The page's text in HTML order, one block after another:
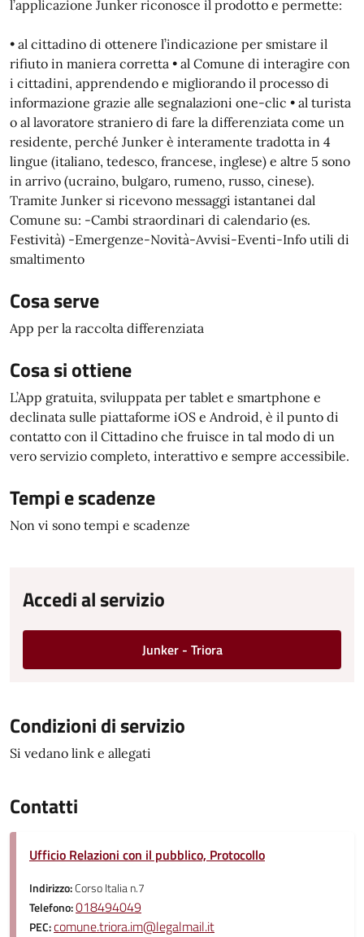
l’applicazione Junker riconosce il prodotto e permette:
• al cittadino di ottenere l’indicazione per smistare il
rifiuto in maniera corretta • al Comune di interagire con
i cittadini, apprendendo e migliorando il processo di
informazione grazie alle segnalazioni one-clic • al turista
o al lavoratore straniero di fare la differenziata come un
residente, perché Junker è interamente tradotta in 4
lingue (italiano, tedesco, francese, inglese) e altre 5 sono
in arrivo (ucraino, bulgaro, rumeno, russo, cinese).
Tramite Junker si ricevono messaggi istantanei dal
Comune su: -Cambi straordinari di calendario (es.
Festività) -Emergenze-Novità-Avvisi-Eventi-Info utili di
smaltimento
Cosa serve
App per la raccolta differenziata
Cosa si ottiene
L’App gratuita, sviluppata per tablet e smartphone e
declinata sulle piattaforme iOS e Android, è il punto di
contatto con il Cittadino che fruisce in tal modo di un
vero servizio completo, interattivo e sempre accessibile.
Tempi e scadenze
Non vi sono tempi e scadenze
Accedi al servizio
Junker - Triora
Condizioni di servizio
Si vedano link e allegati
Contatti
Ufficio Relazioni con il pubblico, Protocollo
Indirizzo:Corso Italia n.7
Telefono:018494049
PEC:comune.triora.im@legalmail.it